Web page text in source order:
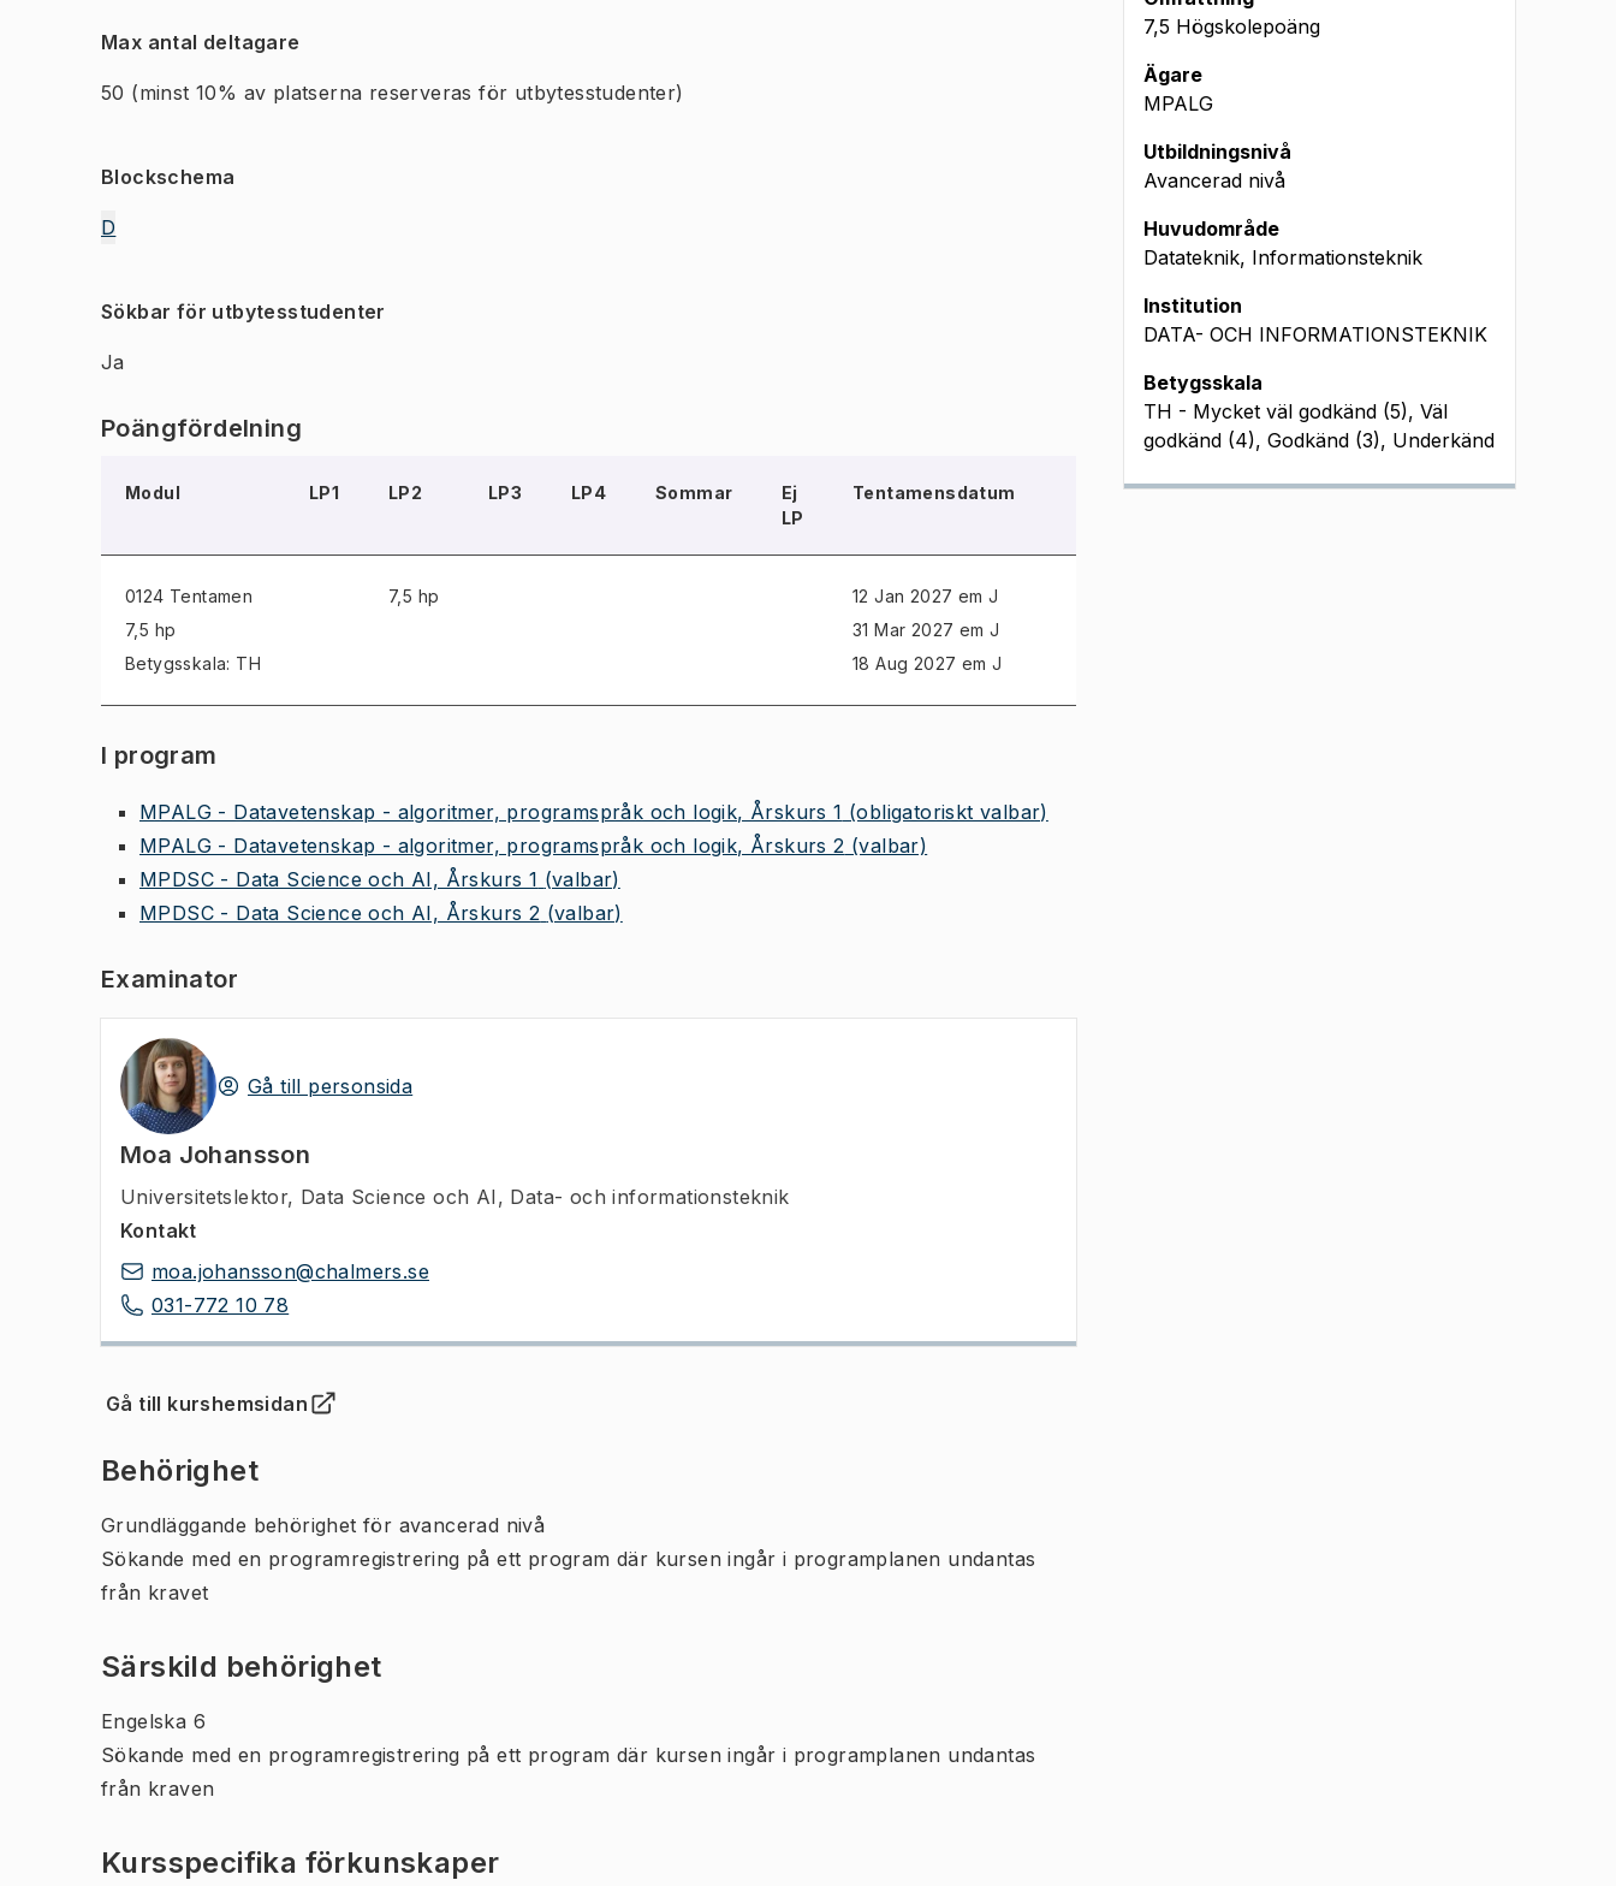
Max antal deltagare
50 (minst 10% av platserna reserveras för utbytesstudenter)
Blockschema
D
Sökbar för utbytesstudenter
Ja
Poängfördelning
Modul LP1 LP2 LP3 LP4 Sommar
Ej
LP
Tentamensdatum
0124 Tentamen
7,5 hp
Betygsskala: TH
7,5 hp
12 Jan 2027 em J
31 Mar 2027 em J
18 Aug 2027 em J
I program
MPALG - Datavetenskap - algoritmer, programspråk och logik, Årskurs 1 (obligatoriskt valbar)
MPALG - Datavetenskap - algoritmer, programspråk och logik, Årskurs 2 (valbar)
MPDSC - Data Science och AI, Årskurs 1 (valbar)
MPDSC - Data Science och AI, Årskurs 2 (valbar)
Examinator
Gå till personsida
Moa Johansson
Universitetslektor, Data Science och AI, Data- och informationsteknik
Kontakt
moa.johansson@chalmers.se
031-772 10 78
Gå till kurshemsidan
(Öppnas i ny flik)
Behörighet
Grundläggande behörighet för avancerad nivå
Sökande med en programregistrering på ett program där kursen ingår i programplanen undantas
från kravet
Särskild behörighet
Engelska 6
Sökande med en programregistrering på ett program där kursen ingår i programplanen undantas
från kraven
Kursspecifika förkunskaper
7,5 Högskolepoäng
Ägare
MPALG
Utbildningsnivå
Avancerad nivå
Huvudområde
Datateknik, Informationsteknik
Institution
DATA- OCH INFORMATIONSTEKNIK
Betygsskala
TH - Mycket väl godkänd (5), Väl
godkänd (4), Godkänd (3), Underkänd